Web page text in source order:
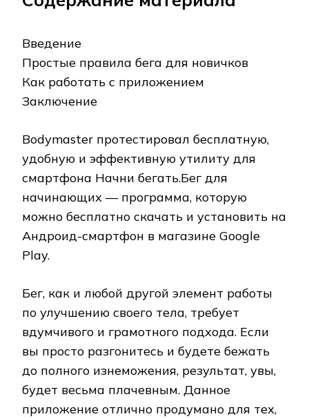
Введение
Простые правила бега для новичков
Как работать с приложением
Заключение
Bodymaster протестировал бесплатную,
удобную и эффективную утилиту для
смартфона Начни бегать.Бег для
начинающих — программа, которую
можно бесплатно скачать и установить на
Андроид-смартфон в магазине Google
Play.
Бег, как и любой другой элемент работы
по улучшению своего тела, требует
вдумчивого и грамотного подхода. Если
вы просто разгонитесь и будете бежать
до полного изнеможения, результат, увы,
будет весьма плачевным. Данное
приложение отлично продумано для тех,